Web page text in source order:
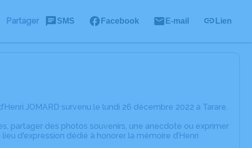
Partager SMS Facebook E-mail Lien
JOMARD survenu le lundi 26 décembre 2022 à Tarare.
partager des photos souvenirs, une anecdote ou exprimer
d'expression dédié à honorer la mémoire d’Henri